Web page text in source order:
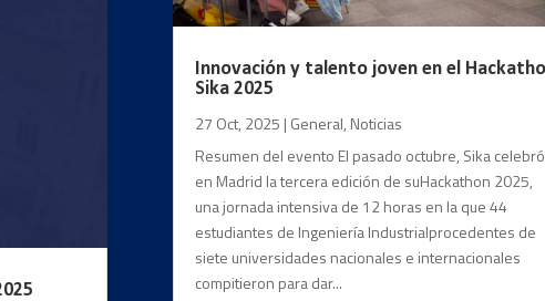
Innovación y talento joven en el
Sika 2025
27 Oct, 2025 | General, Noticias
Resumen del evento El pasado octubre, Sika celebró
en Madrid la tercera edición de suHackathon 2025,
una jornada intensiva de 12 horas en la que 44
estudiantes de Ingeniería Industrialprocedentes de
siete universidades nacionales e internacionales
compitieron para dar...